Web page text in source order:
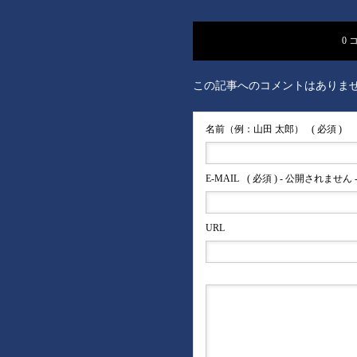
0
この記事へのコメントはありま
名前（例：山田 太郎） ( 必須 )
E-MAIL ( 必須 ) - 公開されません -
URL